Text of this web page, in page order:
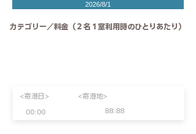
<寄港日>
00:00 88:88
<寄港地>
2026/8/1
カテゴリー／料金（２名１室利用時のひとりあたり）